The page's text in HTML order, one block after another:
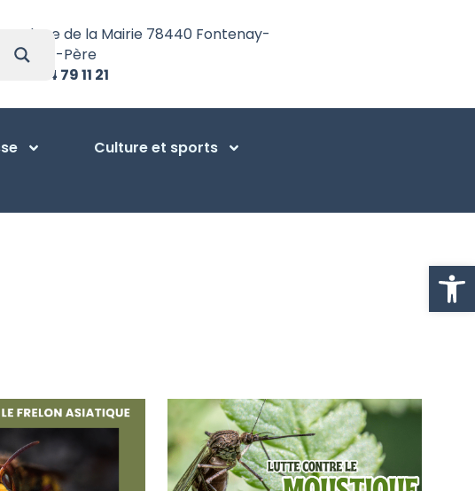
Ouvrir
Place de la Mairie 78440 Fontenay-
Saint-Père
01 34 79 11 21
Culture et sports